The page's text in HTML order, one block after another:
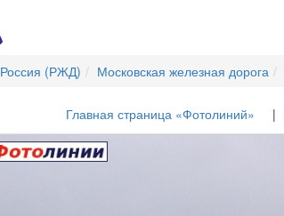
Россия (РЖД) Московская железная дорога
Главная страница «Фотолиний»